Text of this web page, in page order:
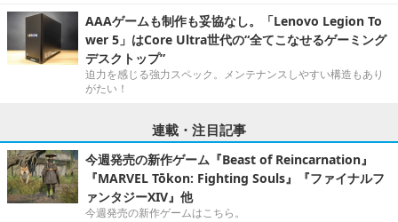
AAAゲームも制作も妥協なし。「Lenovo Legion To
wer 5」はCore Ultra世代の“全てこなせるゲーミング
デスクトップ”
迫力を感じる強力スペック。メンテナンスしやすい構造もあり
がたい！
連載・注目記事
今週発売の新作ゲーム『Beast of Reincarnation』
『MARVEL Tōkon: Fighting Souls』『ファイナルフ
ァンタジーXIV』他
今週発売の新作ゲームはこちら。